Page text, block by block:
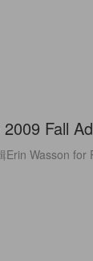
Fall
Wasson for